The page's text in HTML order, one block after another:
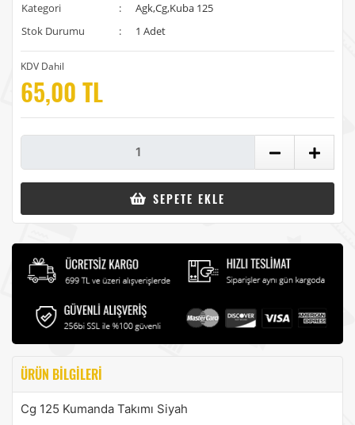
Kategori
:
Agk,Cg,Kuba 125
Stok Durumu
: 1 Adet
KDV Dahil
65,00 TL
SEPETE EKLE
ÜRÜN BILGILERI
Cg 125 Kumanda Takımı Siyah